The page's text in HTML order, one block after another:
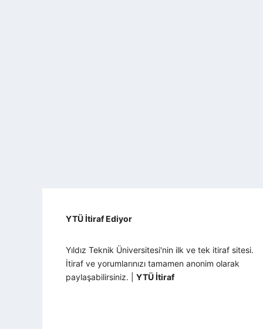
YTÜ İtiraf Ediyor
Yıldız Teknik Üniversitesi'nin ilk ve tek itiraf sitesi.
İtiraf ve yorumlarınızı tamamen anonim olarak
paylaşabilirsiniz. | YTÜ İtiraf